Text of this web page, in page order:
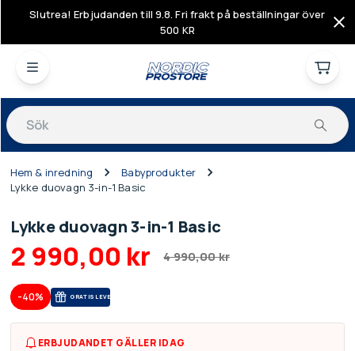
Slutrea! Erbjudanden till 9.8. Fri frakt på beställningar över
500 KR
Produkter
Hem & inredning
Babyprodukter
Lykke duovagn 3-in-1 Basic
Lykke duovagn 3-in-1 Basic
2 990,00 kr 4 990,00 kr
-40% GRA­TIS LE­VE­RANS
ERBJUDANDET GÄLLER IDAG